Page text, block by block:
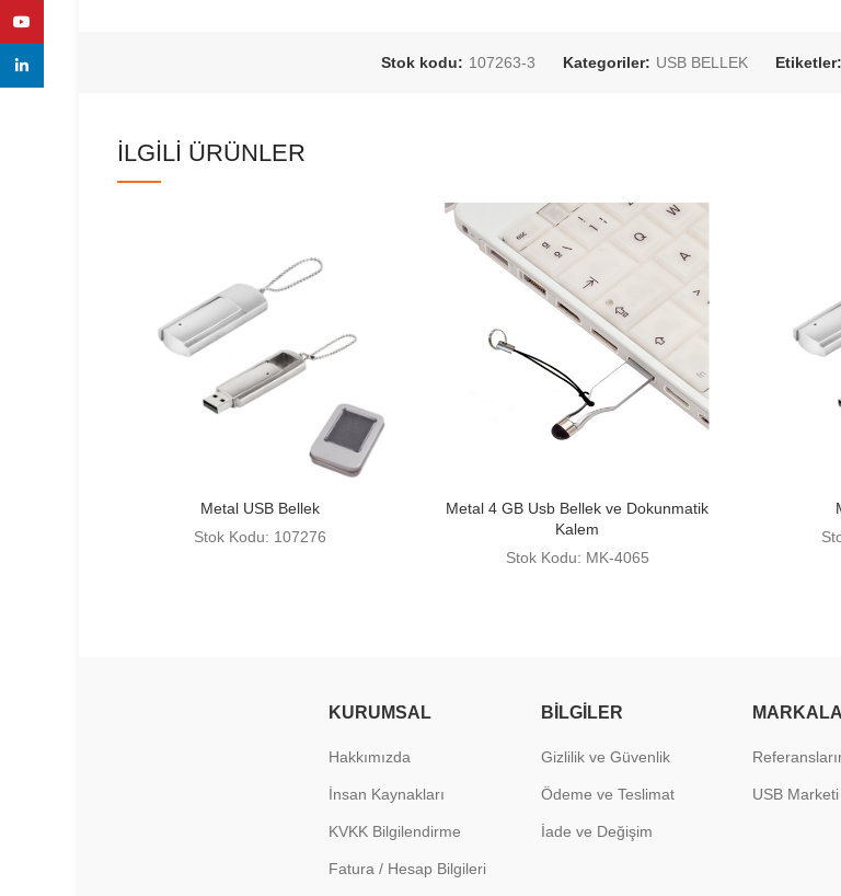
Stok kodu: 107263-3 Kategoriler: USB BELLEK Etiketler:
İLGILI ÜRÜNLER
Metal USB Bellek
Stok Kodu: 107276
Metal 4 GB Usb Bellek ve Dokunmatik
Kalem
Stok Kodu: MK-4065
KURUMSAL
Hakkımızda
İnsan Kaynakları
KVKK Bilgilendirme
Fatura / Hesap Bilgileri
BILGILER
Gizlilik ve Güvenlik
Ödeme ve Teslimat
İade ve Değişim
USB Marketi